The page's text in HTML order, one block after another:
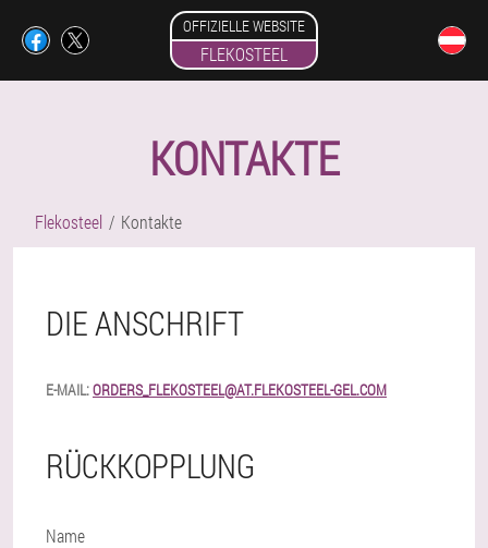
OFFIZIELLE WEBSITE
FLEKOSTEEL
KONTAKTE
Flekosteel Kontakte
DIE ANSCHRIFT
E-MAIL:ORDERS_FLEKOSTEEL@AT.FLEKOSTEEL-GEL.COM
RÜCKKOPPLUNG
Name